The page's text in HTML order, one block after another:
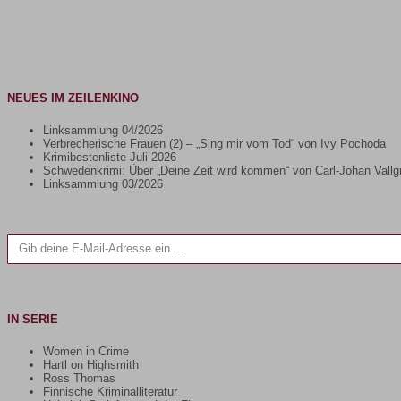
NEUES IM ZEILENKINO
Linksammlung 04/2026
Verbrecherische Frauen (2) – „Sing mir vom Tod“ von Ivy Pochoda
Krimibestenliste Juli 2026
Schwedenkrimi: Über „Deine Zeit wird kommen“ von Carl-Johan
Linksammlung 03/2026
Gib deine E-Mail-Adresse ein ...
IN SERIE
Women in Crime
Hartl on Highsmith
Ross Thomas
Finnische Kriminalliteratur